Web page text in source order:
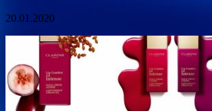
20.01.2020